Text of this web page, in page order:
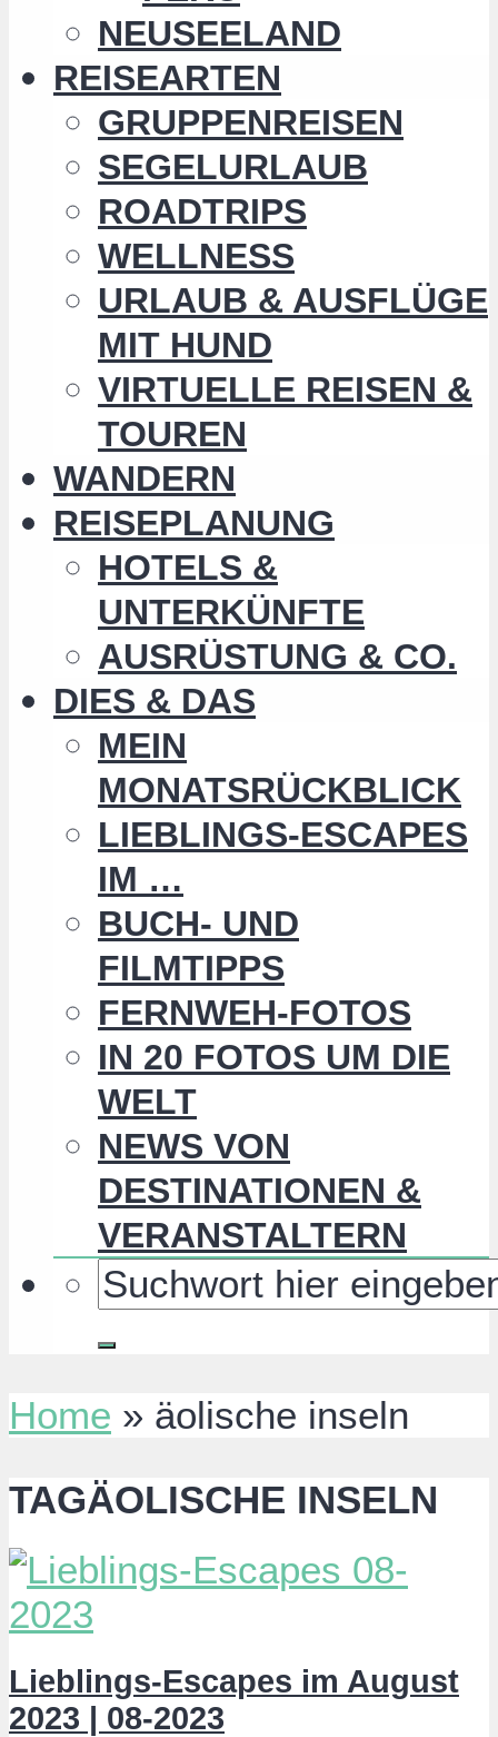
NEUSEELAND
REISEARTEN
GRUPPENREISEN
SEGELURLAUB
ROADTRIPS
WELLNESS
URLAUB & AUSFLÜGE
MIT HUND
VIRTUELLE REISEN &
TOUREN
WANDERN
REISEPLANUNG
HOTELS &
UNTERKÜNFTE
AUSRÜSTUNG & CO.
DIES & DAS
MEIN
MONATSRÜCKBLICK
LIEBLINGS-ESCAPES
IM …
BUCH- UND
FILMTIPPS
FERNWEH-FOTOS
IN 20 FOTOS UM DIE
WELT
NEWS VON
DESTINATIONEN &
VERANSTALTERN
Home » äolische inseln
TAGÄOLISCHE INSELN
Lieblings-Escapes im August
2023 | 08-2023